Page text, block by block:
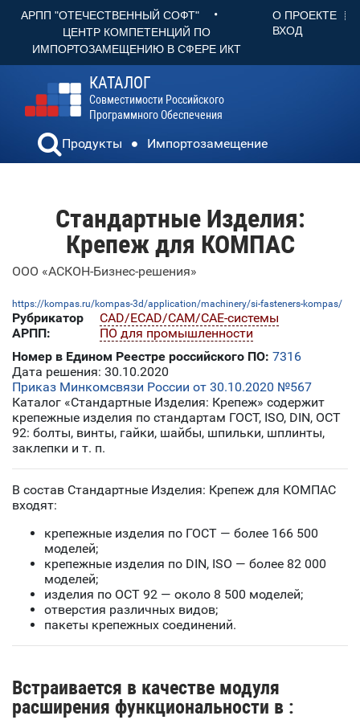
АРПП "ОТЕЧЕСТВЕННЫЙ СОФТ" •
ЦЕНТР КОМПЕТЕНЦИЙ ПО
ИМПОРТОЗАМЕЩЕНИЮ В СФЕРЕ ИКТ
О ПРОЕКТЕ
ВХОД
КАТАЛОГ
Совместимости Российского
Программного Обеспечения
Продукты Импортозамещение
Стандартные Изделия:
Крепеж для КОМПАС
ООО «АСКОН-Бизнес-решения»
https://kompas.ru/kompas-3d/application/machinery/si-fasteners-kompas/
Рубрикатор
АРПП:
CAD/ECAD/CAM/CAE-системы
ПО для промышленности
Номер в Едином Реестре российского ПО: 7316
Дата решения: 30.10.2020
Приказ Минкомсвязи России от 30.10.2020 №567
Каталог «Стандартные Изделия: Крепеж» содержит
крепежные изделия по стандартам ГОСТ, ISO, DIN, ОСТ
92: болты, винты, гайки, шайбы, шпильки, шплинты,
заклепки и т. п.
В состав Стандартные Изделия: Крепеж для КОМПАС
входят:
крепежные изделия по ГОСТ — более 166 500
моделей;
крепежные изделия по DIN, ISO — более 82 000
моделей;
изделия по ОСТ 92 — около 8 500 моделей;
отверстия различных видов;
пакеты крепежных соединений.
Встраивается в качестве модуля
расширения функциональности в :